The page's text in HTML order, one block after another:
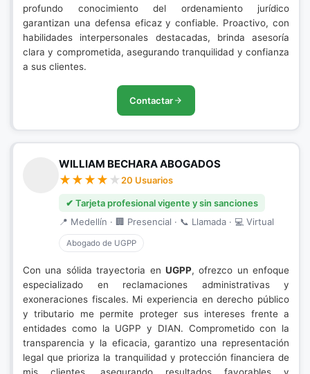
profundo conocimiento del ordenamiento jurídico
garantizan una defensa eficaz y confiable. Proactivo, con
habilidades interpersonales destacadas, brinda asesoría
clara y comprometida, asegurando tranquilidad y confianza
a sus clientes.
Contactar
WILLIAM BECHARA ABOGADOS
20 Usuarios
✔ Tarjeta profesional vigente y sin sanciones
📍 Medellín · 🏢 Presencial · 📞 Llamada · 💻 Virtual
Abogado de UGPP
Con una sólida trayectoria en UGPP, ofrezco un enfoque
especializado en reclamaciones administrativas y
exoneraciones fiscales. Mi experiencia en derecho público
y tributario me permite proteger sus intereses frente a
entidades como la UGPP y DIAN. Comprometido con la
transparencia y la eficacia, garantizo una representación
legal que prioriza la tranquilidad y protección financiera de